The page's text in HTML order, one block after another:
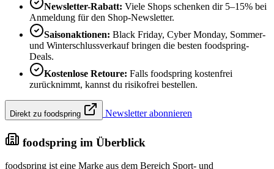
Newsletter-Rabatt: Viele Shops schenken dir 5–15% bei
Anmeldung für den Shop-Newsletter.
Saisonaktionen: Black Friday, Cyber Monday, Sommer-
und Winterschlussverkauf bringen die besten foodspring-
Deals.
Kostenlose Retoure: Falls foodspring kostenfrei
zurücknimmt, kannst du risikofrei bestellen.
Direkt zu foodspring Newsletter abonnieren
foodspring im Überblick
foodspring ist eine Marke aus dem Bereich Sport- und